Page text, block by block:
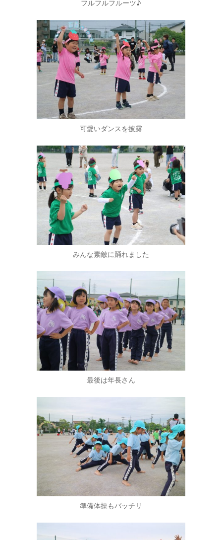
フルフルフルーツ♪
可愛いダンスを披露
みんな素敵に踊れました
最後は年長さん
準備体操もバッチリ